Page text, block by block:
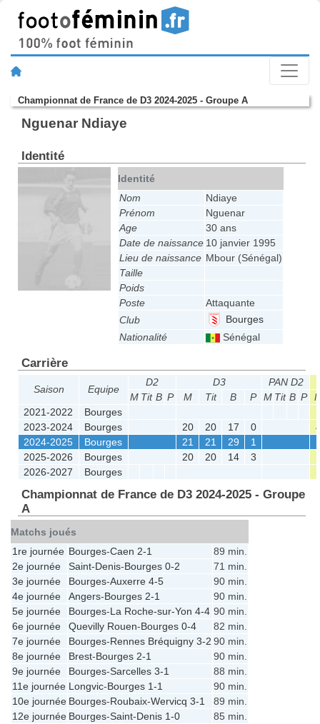
Championnat de France de D3 2024-2025 - Groupe A
Nguenar Ndiaye
Identité
Identité
Nom
Ndiaye
Prénom
Nguenar
Age
30 ans
Date de naissance 10 janvier 1995
Lieu de naissance Mbour (Sénégal)
Taille
Poids
Poste
Attaquante
Club
Bourges
Nationalité
Sénégal
Carrière
Saison Equipe
D2 D3
PAN D2
M Tit B P M Tit B P M Tit B P
2021-2022
Bourges
2023-2024
Bourges 20 20 17 0
2024-2025
Bourges 21 21 29 1
2025-2026
Bourges 20 20 14
3
2026-2027
Bourges
Championnat de France de D3 2024-2025 - Groupe
A
Matchs joués
1re journée Bourges-Caen 2-1
89 min.
2e journée
Saint-Denis-Bourges 0-2
71 min.
3e journée
Bourges-Auxerre 4-5
90 min.
4e journée
Angers-Bourges 2-1
90 min.
5e journée
Bourges-La Roche-sur-Yon 4-4 90 min.
6e journée
Quevilly Rouen-Bourges 0-4
82 min.
7e journée
Bourges-Rennes Bréquigny 3-2 90 min.
8e journée
Brest-Bourges 2-1
90 min.
9e journée
Bourges-Sarcelles 3-1
88 min.
11e journée Longvic-Bourges 1-1
90 min.
10e journée Bourges-Roubaix-Wervicq 3-1
89 min.
12e journée Bourges-Saint-Denis 1-0
85 min.